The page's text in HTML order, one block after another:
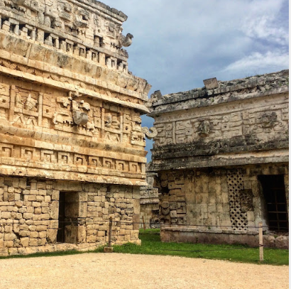
SEP
10
Heidelberg - unul dintre cele mai frumoase orase
europene
Heidelberg se află în landul Baden-Württemberg, la aproximativ 90 km. de
Frankfurt și 120 km. de Stuttgart. Heidelberg este unul dintre cele mai
frumoase din Germania și un important centru cultural și educațional, fiind
gazda Universității Ruprecht-Karls, cea mai veche universitate din
Germania.
În Heidelberg și-a petrecut cea mai mare parte a exilului și a decedat, la 15
mai 1873, domnitorul Alexandru Ioan Cuza.
AUG
7
Capitale europene: Helsinki (Finlanda)
Helsinki este capitala și cel mai mare oraș din Finlanda și totodată cea
mai nordică capitală din Uniunea Europeană. Orașul a fost fondat de
către Regele Gustavus Vasa din Suedia în 1550 și se numea Helsingfors. În
1809 orașul a fost cucerit de ruși, după ce i-au învins pe suedezi în
Războiului Finlandez, iar 1812, Helsinki a preluat titlul de capitală de la
Turku. În 1917, Finlanda și-a declarat independența, dar capitala a fost
ocupată de Armata Roșie în ianuarie 1918.